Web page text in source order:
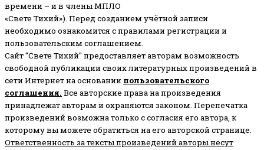
времени – и в члены МПЛО
«Свете Тихий»). Перед созданием учётной записи
необходимо ознакомится с правилами регистрации и
пользовательским соглашением.
Сайт "Свете Тихий" предоставляет авторам возможность
свободной публикации своих литературных произведений в
сети Интернет на основании пользовательского
соглашения. Все авторские права на произведения
принадлежат авторам и охраняются законом. Перепечатка
произведений возможна только с согласия его автора, к
которому вы можете обратиться на его авторской странице.
Ответственность за тексты произведений авторы несут